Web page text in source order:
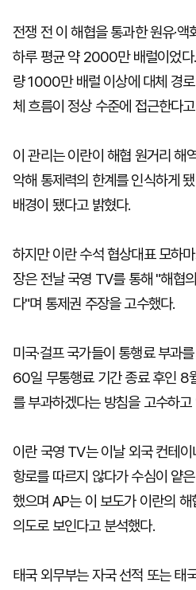
전쟁 전 이 해협을 통과한 원유·
하루 평균 약 2000만 배럴이었
량 1000만 배럴 이상에 대체 경
체 흐름이 정상 수준에 접근한다
이 관리는 이란이 해협 원거리 해
악해 통제력의 한계를 인식하게
배경이 됐다고 밝혔다.
하지만 이란 수석 협상대표 모하
장은 전날 국영 TV를 통해 "해협
다"며 통제권 주장을 고수했다.
미국·걸프 국가들이 통행료 부과
60일 무통행료 기간 종료 후인 8
를 부과하겠다는 방침을 고수하
이란 국영 TV는 이날 외국 컨테
항로를 따르지 않다가 수심이 얕
했으며 AP는 이 보도가 이란의
의도로 보인다고 분석했다.
태국 외무부는 자국 선적 또는 태